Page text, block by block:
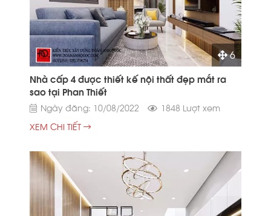
6
Nhà cấp 4 được thiết kế nội thất đẹp mắt ra
sao tại Phan Thiết
Ngày đăng: 10/08/2022
1848 Lượt xem
XEM CHI TIẾT